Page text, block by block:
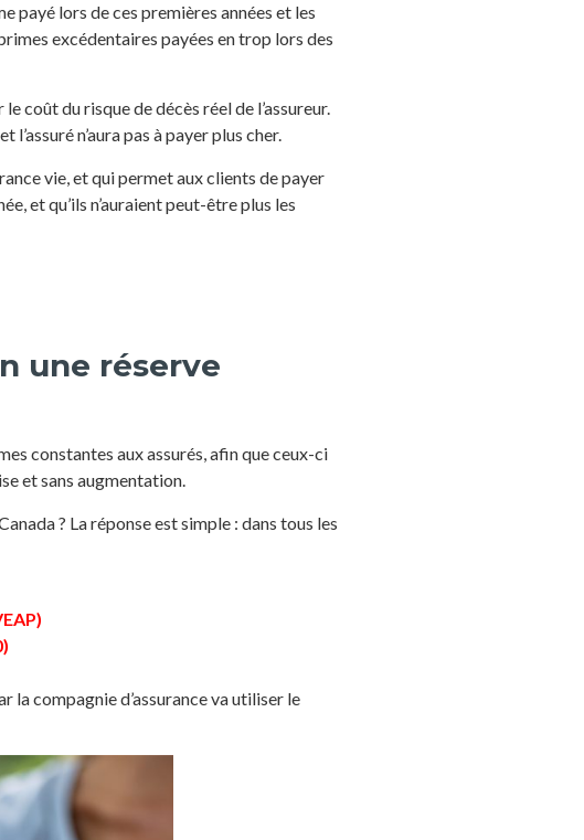
payé lors de ces premières années et les
excédentaires payées en trop lors des
coût du risque de décès réel de l’assureur.
n’aura pas à payer plus cher.
vie, et qui permet aux clients de payer
et qu’ils n’auraient peut-être plus les
une réserve
constantes aux assurés, afin que ceux-ci
et sans augmentation.
? La réponse est simple : dans tous les
la compagnie d’assurance va utiliser le